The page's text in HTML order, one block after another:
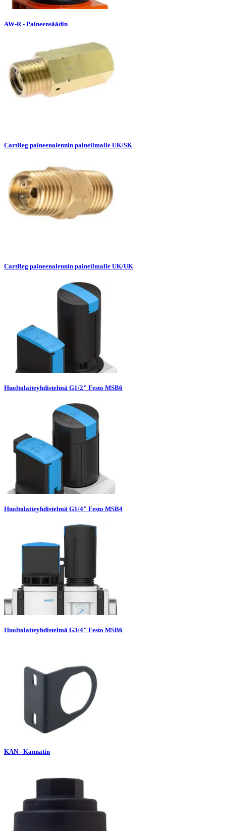
AW-R - Paineensäädin
CartReg paineenalennin paineilmalle UK/SK
CartReg paineenalennin paineilmalle UK/UK
Huoltolaiteyhdistelmä G1/2" Festo MSB6
Huoltolaiteyhdistelmä G1/4" Festo MSB4
Huoltolaiteyhdistelmä G3/4" Festo MSB6
KAN - Kannatin